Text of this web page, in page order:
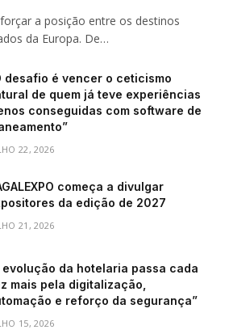
a posição entre os destinos
da Europa. De…
desafio é vencer o ceticismo
de quem já teve experiências
conseguidas com software de
22, 2026
começa a divulgar
da edição de 2027
21, 2026
evolução da hotelaria passa cada
mais pela digitalização,
e reforço da segurança”
15, 2026